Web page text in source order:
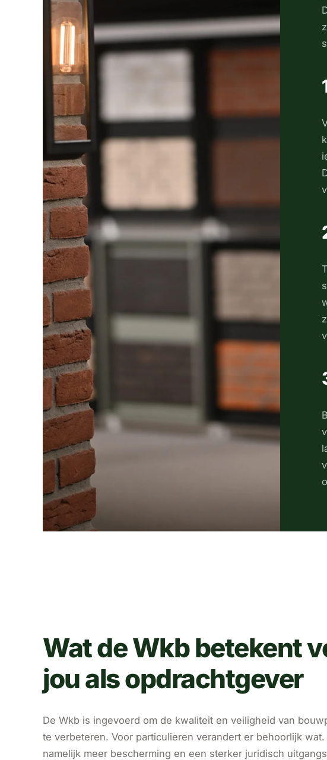
Wat de Wkb betekent
jou als opdrachtgever
De Wkb is ingevoerd om de kwaliteit en veiligheid van
te verbeteren. Voor particulieren verandert er behoorlijk
namelijk meer bescherming en een sterker juridisch